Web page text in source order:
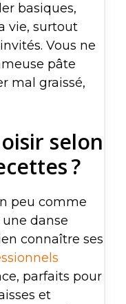
basiques,
vie, surtout
Vous ne
pâte
mal graissé,
selon
?
peu comme
danse
connaître ses
parfaits pour
et